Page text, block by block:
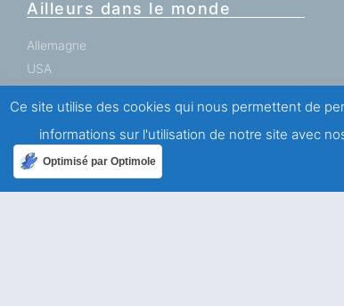
Ailleurs dans le monde
Allemagne
USA
Ce site utilise des cookies qui nous permettent de
informations sur l'utilisation de notre site avec
Optimisé par Optimole